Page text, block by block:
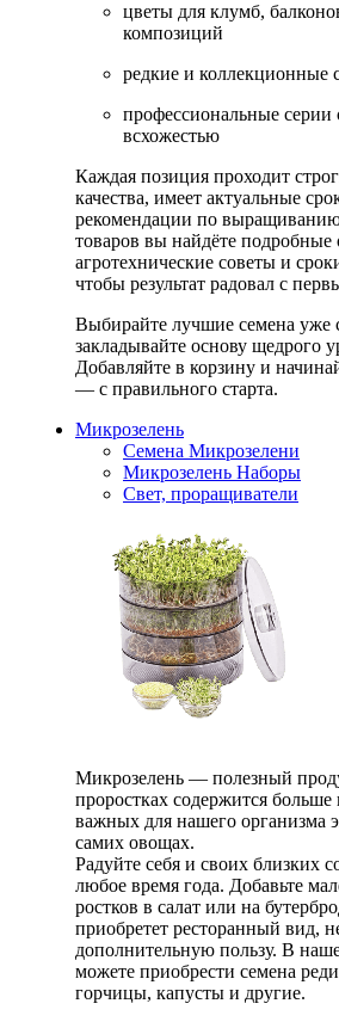
цветы для клумб,
композиций
редкие и коллекционные
профессиональные серии
всхожестью
Каждая позиция проходит
качества, имеет актуальные
рекомендации по
товаров вы найдёте подробные
агротехнические советы и
чтобы результат радовал с
Выбирайте лучшие семена уже
закладывайте основу щедрого
Добавляйте в корзину и
— с правильного старта.
Микрозелень
Семена Микрозелени
Микрозелень Наборы
Свет, проращиватели
Микрозелень — полезный
проростках содержится
важных для нашего организма
самих овощах.
Радуйте себя и своих близких
любое время года. Добавьте
ростков в салат или на
приобретет ресторанный вид,
дополнительную пользу. В
можете приобрести семена
горчицы, капусты и другие.